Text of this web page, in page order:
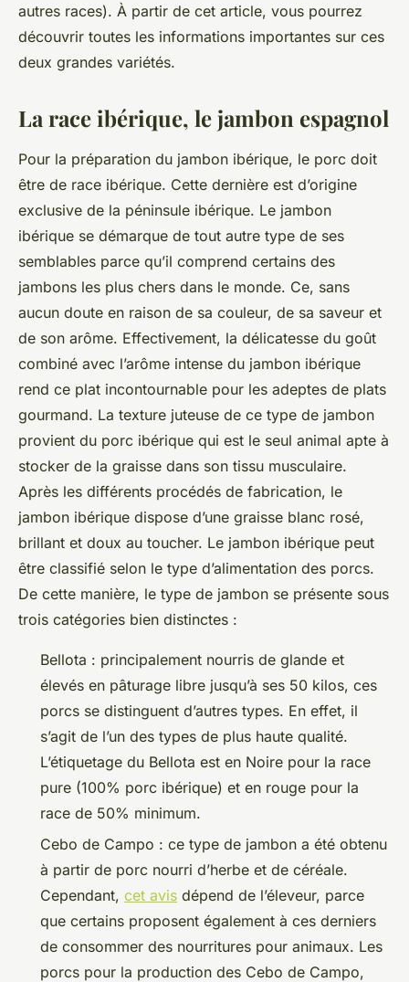
autres races). À partir de cet article, vous pourrez
découvrir toutes les informations importantes sur ces
deux grandes variétés.
La race ibérique, le jambon espagnol
Pour la préparation du jambon ibérique, le porc doit
être de race ibérique. Cette dernière est d’origine
exclusive de la péninsule ibérique. Le jambon
ibérique se démarque de tout autre type de ses
semblables parce qu’il comprend certains des
jambons les plus chers dans le monde. Ce, sans
aucun doute en raison de sa couleur, de sa saveur et
de son arôme. Effectivement, la délicatesse du goût
combiné avec l’arôme intense du jambon ibérique
rend ce plat incontournable pour les adeptes de plats
gourmand. La texture juteuse de ce type de jambon
provient du porc ibérique qui est le seul animal apte à
stocker de la graisse dans son tissu musculaire.
Après les différents procédés de fabrication, le
jambon ibérique dispose d’une graisse blanc rosé,
brillant et doux au toucher. Le jambon ibérique peut
être classifié selon le type d’alimentation des porcs.
De cette manière, le type de jambon se présente sous
trois catégories bien distinctes :
Bellota : principalement nourris de glande et
élevés en pâturage libre jusqu’à ses 50 kilos, ces
porcs se distinguent d’autres types. En effet, il
s’agit de l’un des types de plus haute qualité.
L’étiquetage du Bellota est en Noire pour la race
pure (100% porc ibérique) et en rouge pour la
race de 50% minimum.
Cebo de Campo : ce type de jambon a été obtenu
à partir de porc nourri d’herbe et de céréale.
Cependant, cet avis dépend de l’éleveur, parce
que certains proposent également à ces derniers
de consommer des nourritures pour animaux. Les
porcs pour la production des Cebo de Campo,